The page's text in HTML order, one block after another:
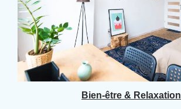
Bien-être & Relaxation